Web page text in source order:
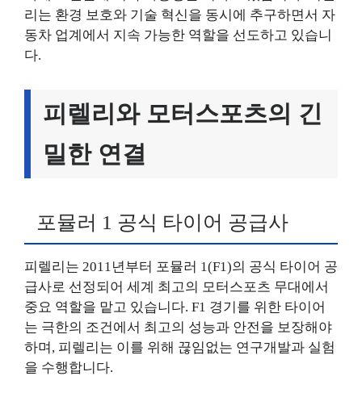
리는 환경 보호와 기술 혁신을 동시에 추구하면서 자
동차 업계에서 지속 가능한 역할을 선도하고 있습니
다.
피렐리와 모터스포츠의 긴
밀한 연결
포뮬러 1 공식 타이어 공급사
피렐리는 2011년부터 포뮬러 1(F1)의 공식 타이어 공
급사로 선정되어 세계 최고의 모터스포츠 무대에서
중요 역할을 맡고 있습니다. F1 경기를 위한 타이어
는 극한의 조건에서 최고의 성능과 안전을 보장해야
하며, 피렐리는 이를 위해 끊임없는 연구개발과 실험
을 수행합니다.